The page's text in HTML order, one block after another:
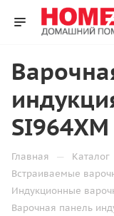
SI964XM
Главная — Каталог
Встраиваемые
Индукционные
Варочная панель